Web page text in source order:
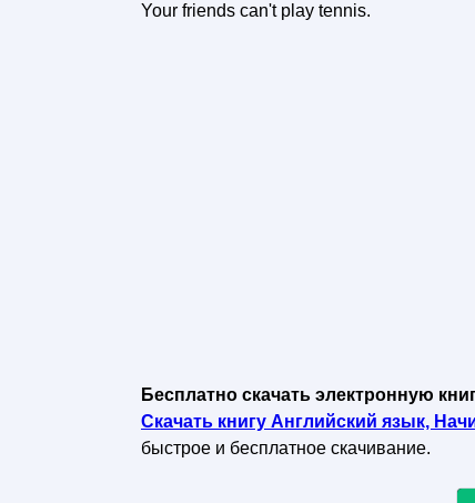
Your friends can't play tennis.
Бесплатно скачать электронную
Скачать книгу Английский язык,
быстрое и бесплатное скачивание.